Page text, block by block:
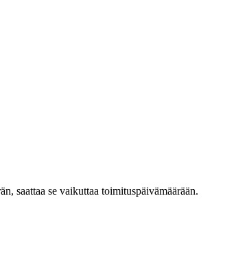
saattaa se vaikuttaa toimituspäivämäärään.